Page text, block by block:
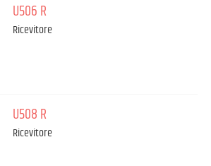
U506 R
Ricevitore
U508 R
Ricevitore